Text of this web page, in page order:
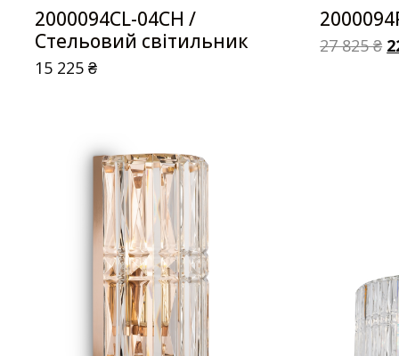
2000094CL-04CH /
Стельовий світильник
15 225₴
27 825₴